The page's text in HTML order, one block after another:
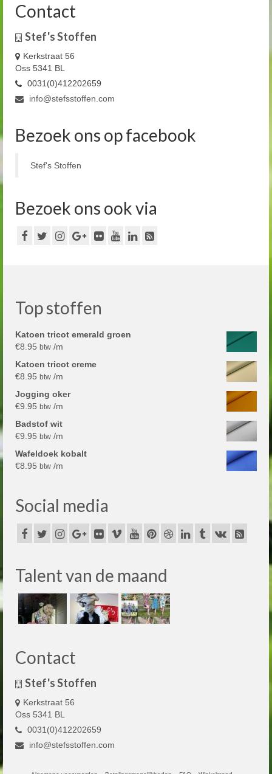
Contact
Stef's Stoffen
Kerkstraat 56
Oss 5341 BL
0031(0)412202659
info@stefsstoffen.com
Bezoek ons op facebook
Stef's Stoffen
Bezoek ons ook via
Top stoffen
Katoen tricot emerald groen
€8.95 btw /m
Katoen tricot creme
€8.95 btw /m
Jogging oker
€9.95 btw /m
Badstof wit
€9.95 btw /m
Wafeldoek kobalt
€8.95 btw /m
Social media
Talent van de maand
Contact
Stef's Stoffen
Kerkstraat 56
Oss 5341 BL
0031(0)412202659
info@stefsstoffen.com